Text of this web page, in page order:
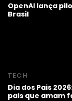
OpenAI lança
Brasil
TECH
Dia dos Pais
pais que amam